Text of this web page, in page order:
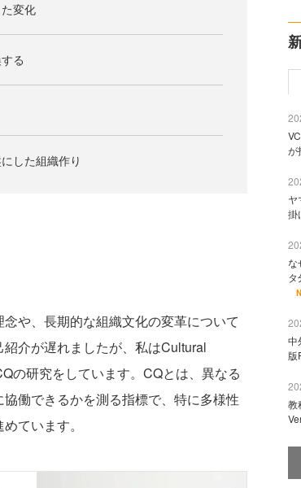
変化
る
した組織作り
念や、長期的な組織文化の変革について
介が遅れましたが、私はCultural
の研究をしています。CQとは、異なる
働できるかを測る指標で、特に多様性
ています。
が
ヤ
掛
な
タ
中
版
教